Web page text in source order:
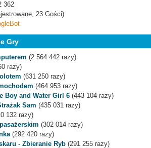
362
23 Gości)
Gry
(2 564 442 razy)
razy)
(631 250 razy)
(464 953 razy)
Boy and Water Girl 6 (443 104 razy)
Sam (435 031 razy)
132 razy)
(302 014 razy)
(292 420 razy)
- Zbieranie Ryb (291 255 razy)